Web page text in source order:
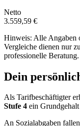
Netto
3.559,59 €
Hinweis: Alle Angaben
Vergleiche dienen nur
professionelle Beratung.
Dein
Als Tarifbeschäftigter
Stufe 4 ein
An Sozialabgaben fallen